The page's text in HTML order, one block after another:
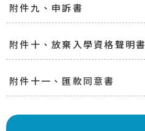
附件九、申訴書
附件十、放棄入學資格聲明書
附件十一、匯款同意書